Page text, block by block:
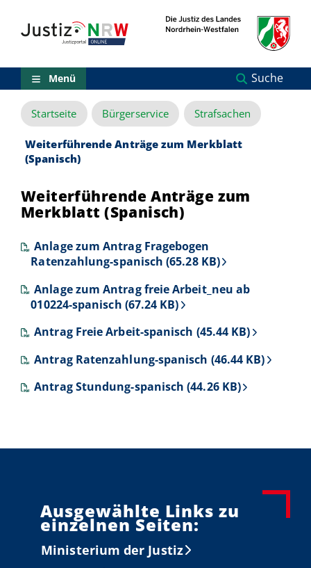
Inhalt
(Sprungmarken)
Menü
Zur
Suche
Zur
NRW-
Entscheidungssuche
Zur
aktuellen
Inhalt
ausgewählten
Links
zu
einzelnen
Seiten
Menü Suche
Startseite Bürgerservice Strafsachen
Weiterführende Anträge zum Merkblatt
(Spanisch)
Weiterführende Anträge zum
Merkblatt (Spanisch)
Anlage zum Antrag Fragebogen
Ratenzahlung-spanisch (65.28 KB)
Anlage zum Antrag freie Arbeit_neu ab
010224-spanisch (67.24 KB)
Antrag Freie Arbeit-spanisch (45.44 KB)
Antrag Ratenzahlung-spanisch (46.44 KB)
Antrag Stundung-spanisch (44.26 KB)
Ausgewählte Links zu
einzelnen Seiten:
Ministerium der Justiz